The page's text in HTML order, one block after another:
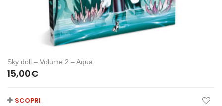
Sky doll – Volume 2 – Aqua
15,00€
SCOPRI